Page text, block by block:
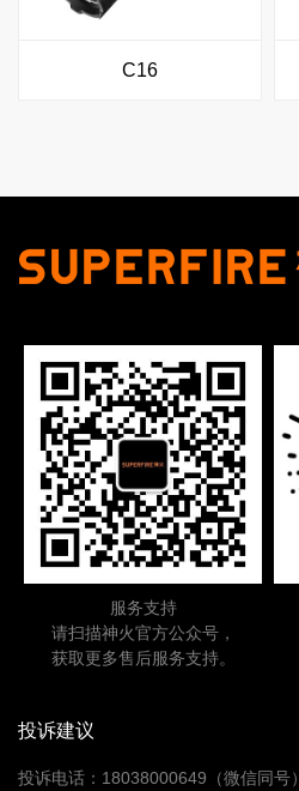
C16
服务支持
请扫描神火官方公众号，
获取更多售后服务支持。
投诉建议
投诉电话：18038000649（微信同号）